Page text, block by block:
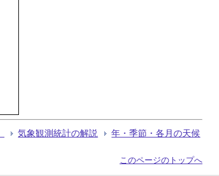
気象観測統計の解説 年・季節・各月の天候
このページのトップへ